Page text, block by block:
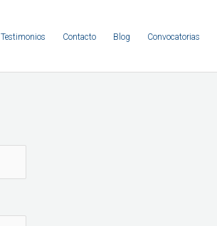
Testimonios Contacto Blog Convocatorias